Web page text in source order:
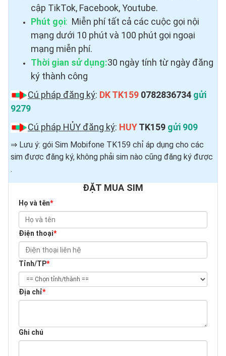
cập TikTok, Facebook, Youtube.
Phút gọi: Miễn phí tất cả các cuộc gọi nội
mạng dưới 10 phút và 100 phút gọi ngoại
mạng miễn phí.
Thời gian sử dụng:30 ngày tính từ ngày đăng
ký thành công
Cú pháp đăng ký: DK TK159 0782836734 gửi
9279
Cú pháp HỦY đăng ký: HUYTK159 gửi 909
⇒ Lưu ý: gói Sim Mobifone TK159 chỉ áp dụng cho các
sim được đăng ký, không phải sim nào cũng đăng ký được ​
.
ĐẶT MUA SIM
Họ và tên*
Điện thoại*
Tỉnh/TP*
Địa chỉ*
Ghi chú